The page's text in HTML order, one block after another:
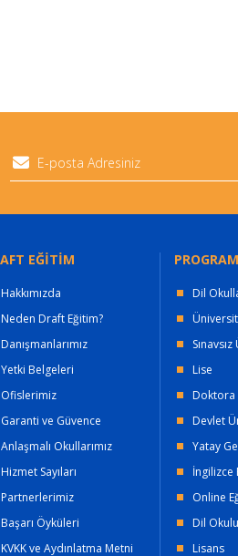
EĞİTİM
Hakkımızda
Neden Draft Eğitim?
Danışmanlarımız
Yetki Belgeleri
Ofislerimiz
Garanti ve Güvence
Anlaşmalı Okullarımız
Hizmet Sayıları
Partnerlerimiz
Başarı Öyküleri
KVKK ve Aydınlatma Metni
Dil
Lise
Doktora
Devlet
Yatay
İngilizce
Online
Dil Okulu
Lisans